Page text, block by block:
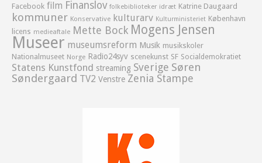
Facebook film Finanslov folkebiblioteker idræt Katrine Daugaard
kommuner Konservative kulturarv Kulturministeriet København
licens medieaftale Mette Bock Mogens Jensen
Museer museumsreform Musik musikskoler
Nationalmuseet Norge Radio24syv scenekunst SF Socialdemokratiet
Statens Kunstfond streaming Sverige Søren
Søndergaard TV2 Venstre Zenia Stampe